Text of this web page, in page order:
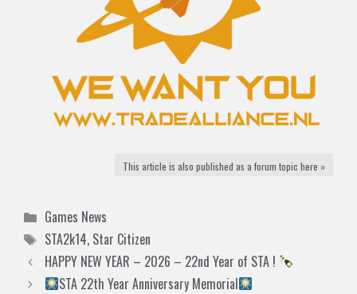
This article is also published as a forum topic here »
Categories
Games News
Tags
STA2k14, Star Citizen
HAPPY NEW YEAR – 2026 – 22nd Year of STA !
STA 22th Year Anniversary Memorial